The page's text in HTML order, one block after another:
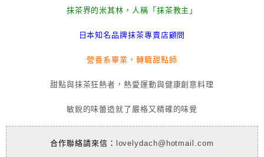
抹茶界的米其林，人稱「抹茶教主」
日本知名品牌抹茶專賣店顧問
營養系畢業，轉職甜點師
甜點與抹茶狂熱者，熱愛運動與健康創意料理
敏銳的味蕾造就了嚴格又精確的味覺
合作聯絡請來信： lovelydach@hotmail.com